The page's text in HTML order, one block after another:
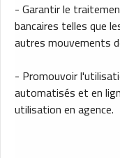
- Garantir le
bancaires telles que
autres mouvements
- Promouvoir
automatisés et en
utilisation en agence.